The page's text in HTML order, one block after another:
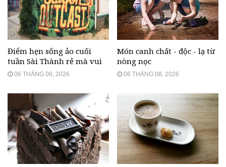
Điểm hẹn sống ảo cuối
tuần Sài Thành rẻ mà vui
06 THÁNG 08, 2026
Món canh chất - độc - lạ từ
nòng nọc
06 THÁNG 08, 2026